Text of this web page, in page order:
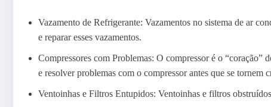
Vazamento de Refrigerante: Vazamentos no sistema de ar
e reparar esses vazamentos.
Compressores com Problemas: O compressor é o
e resolver problemas com o compressor antes que se tornem
Ventoinhas e Filtros Entupidos: Ventoinhas e filtros